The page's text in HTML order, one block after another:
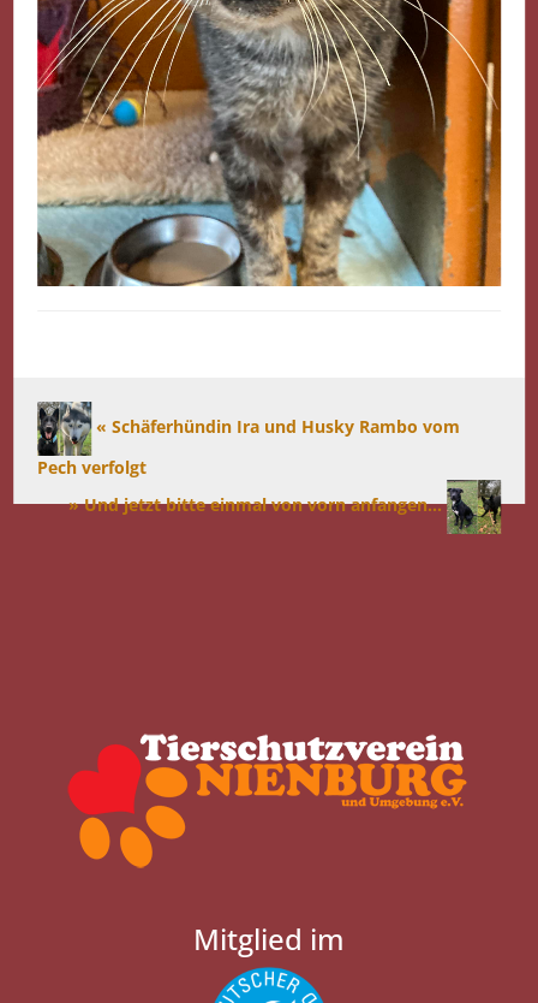
« Schäferhündin Ira und Husky Rambo vom
Pech verfolgt
» Und jetzt bitte einmal von vorn anfangen...
Mitglied im